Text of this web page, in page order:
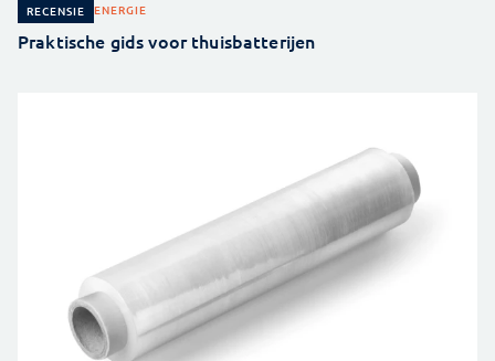
RECENSIE ENERGIE
Praktische gids voor thuisbatterijen